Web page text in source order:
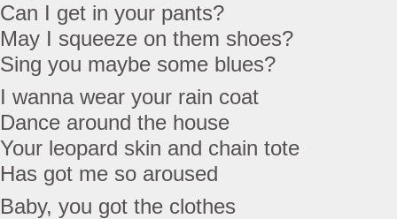
Can I get in your pants?
May I squeeze on them shoes?
Sing you maybe some blues?
I wanna wear your rain coat
Dance around the house
Your leopard skin and chain tote
Has got me so aroused
Baby, you got the clothes